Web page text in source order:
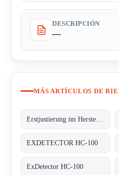
DESCRIPCIÓN
—
MÁS ARTÍCULOS DE
EXDETECTOR HC-100
ExDetector HC-100